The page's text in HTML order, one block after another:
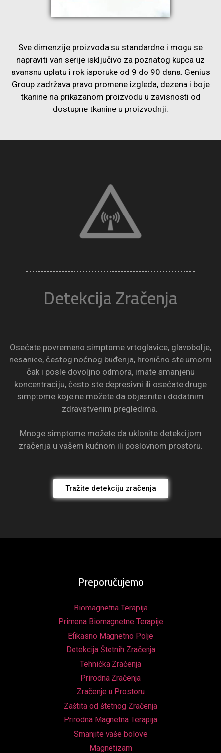
Sve dimenzije proizvoda su standardne i mogu se
napraviti van serije isključivo za poznatog kupca uz
avansnu uplatu i rok isporuke od 9 do 90 dana. Genius
Group zadržava pravo promene izgleda, dezena i boje
tkanine na prikazanom proizvodu u zavisnosti od
dostupne tkanine u proizvodnji.
Detekcija Zračenja
Osećate povremeno simptome vrtoglavice, glavobolje,
nesanice, čestog noćnog buđenja, hronično ste umorni
čak i posle dovoljno odmora, imate smanjenu
koncentraciju, često ste depresivni ili osećate druge
simptome koje ne možete da objasnite i dodatnim
zdravstvenim pregledima.
Mnoge simptome možete da uklonite detekcijom
zračenja u vašem kućnom ili poslovnom prostoru.
Tražite detekciju zračenja
Preporučujemo
Biomagnetna Terapija
Primena Biomagnetne Terapije
Efikasno Magnetno Polje
Detekcija Štetnih Zračenja
Tehnička Zračenja
Prirodna Zračenja
Zračenje u Prostoru
Zaštita od štetnog Zračenja
Prirodna Magnetna Terapija
Smanjite vaše bolove
Magnetizam